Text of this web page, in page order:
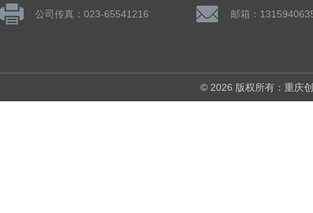
公司传真：023-65541216 邮箱：
© 2026 版权所有：重庆